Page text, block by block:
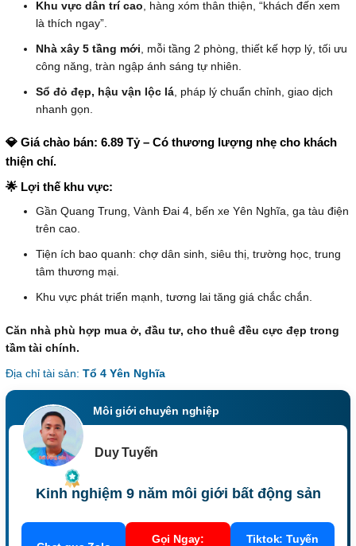
Khu vực dân trí cao , hàng xóm thân thiện, “khách đến xem
là thích ngay”.
Nhà xây 5 tầng mới , mỗi tầng 2 phòng, thiết kế hợp lý, tối ưu
công năng, tràn ngập ánh sáng tự nhiên.
Sổ đỏ đẹp, hậu vận lộc lá , pháp lý chuẩn chỉnh, giao dịch
nhanh gọn.
💎 Giá chào bán: 6.89 Tỷ – Có thương lượng nhẹ cho khách
thiện chí.
🌟 Lợi thế khu vực:
Gần Quang Trung, Vành Đai 4, bến xe Yên Nghĩa, ga tàu điện
trên cao.
Tiện ích bao quanh: chợ dân sinh, siêu thị, trường học, trung
tâm thương mại.
Khu vực phát triển mạnh, tương lai tăng giá chắc chắn.
Căn nhà phù hợp mua ở, đầu tư, cho thuê đều cực đẹp trong
tầm tài chính.
Địa chỉ tài sản: Tổ 4 Yên Nghĩa
Môi giới chuyên nghiệp
Duy Tuyến
Kinh nghiệm 9 năm môi giới bất động sản
Gọi Ngay:
Tiktok: Tuyến